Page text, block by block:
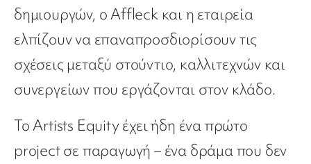
δημιουργών, ο Affleck και η εταιρεία
ελπίζουν να επαναπροσδιορίσουν τις
σχέσεις μεταξύ στούντιο, καλλιτεχνών και
συνεργείων που εργάζονται στον κλάδο.
Το Artists Equity έχει ήδη ένα πρώτο
project σε παραγωγή – ένα δράμα που δεν